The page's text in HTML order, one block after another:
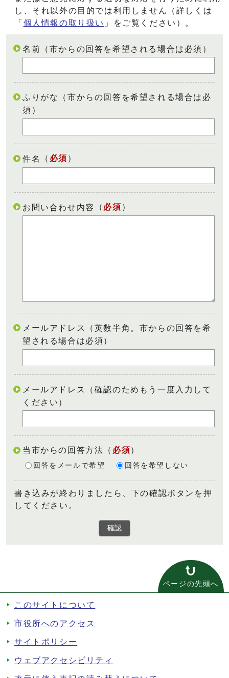
し、それ以外の目的では利用しません（詳しくは
「 個人情報の取り扱い 」をご覧ください）。
名前（市からの回答を希望される場合は必須）
ふりがな（市からの回答を希望される場合は必
須）
件名 （ 必須 ）
お問い合わせ内容 （ 必須 ）
メールアドレス（英数半角。市からの回答を希
望される場合は必須）
メールアドレス（確認のためもう一度入力して
ください）
当市からの回答方法 （ 必須）
回答をメールで希望 回答を希望しない
書き込みが終わりましたら、下の確認ボタンを押
してください。
確認
ページの先頭へ
このサイトについて
市役所へのアクセス
サイトポリシー
ウェブアクセシビリティ